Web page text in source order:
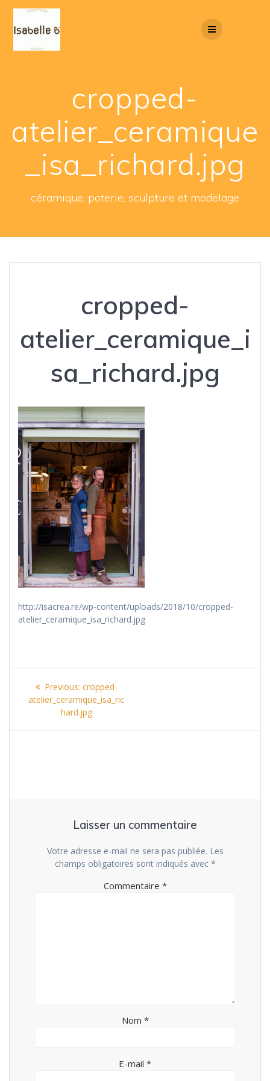
cropped-
atelier_ceramique
_isa_richard.jpg
céramique, poterie, sculpture et modelage
cropped-
atelier_ceramique_i
sa_richard.jpg
http://isacrea.re/wp-content/uploads/2018/10/cropped-
atelier_ceramique_isa_richard.jpg
Navigation
de
l’article
Previous: Previous
post:
cropped-
atelier_ceramique_isa_ric
hard.jpg
Laisser un commentaire
Votre adresse e-mail ne sera pas publiée. Les
champs obligatoires sont indiqués avec *
Commentaire *
Nom *
E-mail *